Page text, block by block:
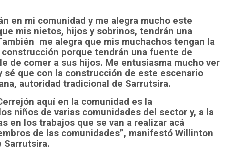
en mi comunidad y me alegra mucho este
mis nietos, hijos y sobrinos, tendrán una
me alegra que mis muchachos tengan la
porque tendrán una fuente de
de comer a sus hijos. Me entusiasma mucho ver
sé que con la construcción de este escenario
autoridad tradicional de Sarrutsira.
aquí en la comunidad es la
niños de varias comunidades del sector y, a la
en los trabajos que se van a realizar acá
de las comunidades”, manifestó Willinton
Sarrutsira.